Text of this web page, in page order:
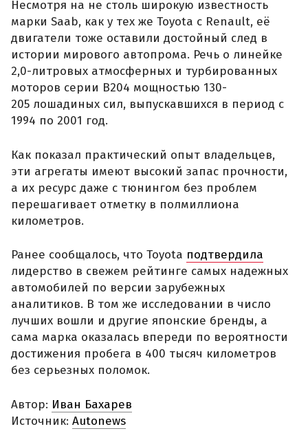
Несмотря на не столь широкую известность
марки Saab, как у тех же Toyota с Renault, её
двигатели тоже оставили достойный след в
истории мирового автопрома. Речь о линейке
2,0-литровых атмосферных и турбированных
моторов серии B204 мощностью 130-
205 лошадиных сил, выпускавшихся в период с
1994 по 2001 год.
Как показал практический опыт владельцев,
эти агрегаты имеют высокий запас прочности,
а их ресурс даже с тюнингом без проблем
перешагивает отметку в полмиллиона
километров.
Ранее сообщалось, что Toyota подтвердила
лидерство в свежем рейтинге самых надежных
автомобилей по версии зарубежных
аналитиков. В том же исследовании в число
лучших вошли и другие японские бренды, а
сама марка оказалась впереди по вероятности
достижения пробега в 400 тысяч километров
без серьезных поломок.
Автор: Иван Бахарев
Источник: Autonews